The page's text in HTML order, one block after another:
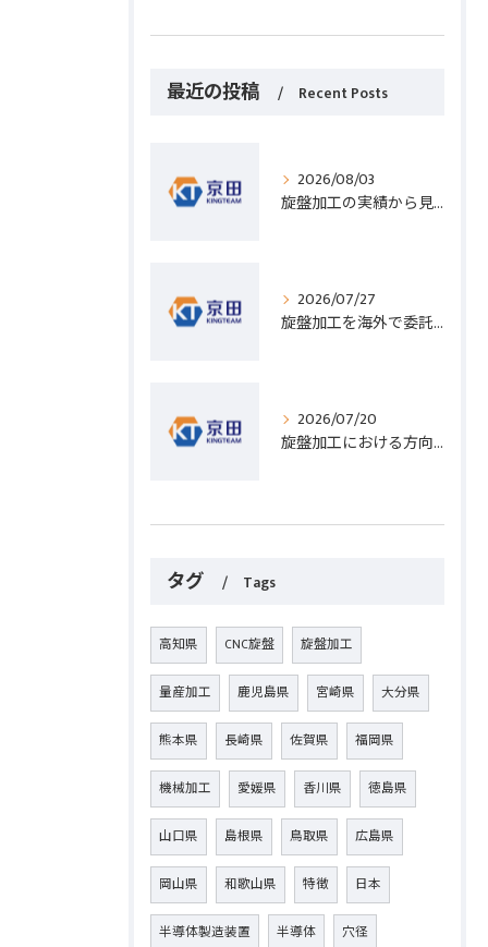
最近の投稿 Recent Posts
2026/08/03
旋盤加工の実績から見る発注先選びと人材事情のポイントを詳しく解説
2026/07/27
旋盤加工を海外で委託する際のコスト削減と高精度実現のポイント
2026/07/20
旋盤加工における方向設定の基礎と実践的な加工手順のポイント
タグ Tags
高知県 CNC旋盤 旋盤加工
量産加工 鹿児島県 宮崎県 大分県
熊本県 長崎県 佐賀県 福岡県
機械加工 愛媛県 香川県 徳島県
山口県 島根県 鳥取県 広島県
岡山県 和歌山県 特徴 日本
半導体製造装置 半導体 穴径